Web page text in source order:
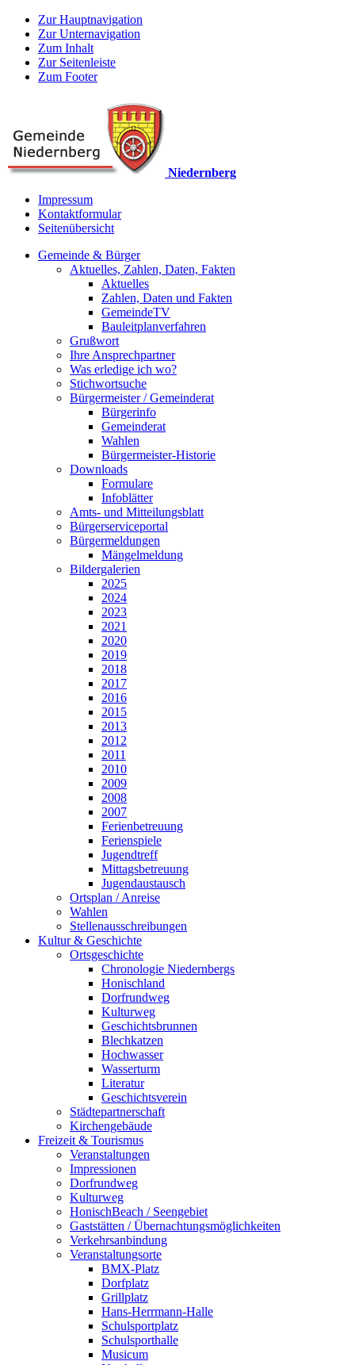
Zur Hauptnavigation
Zur Unternavigation
Zum Inhalt
Zur Seitenleiste
Zum Footer
Niedernberg
Impressum
Kontaktformular
Seitenübersicht
Gemeinde & Bürger
Aktuelles, Zahlen, Daten, Fakten
Aktuelles
Zahlen, Daten und Fakten
GemeindeTV
Bauleitplanverfahren
Grußwort
Ihre Ansprechpartner
Was erledige ich wo?
Stichwortsuche
Bürgermeister / Gemeinderat
Bürgerinfo
Gemeinderat
Wahlen
Bürgermeister-Historie
Downloads
Formulare
Infoblätter
Amts- und Mitteilungsblatt
Bürgerserviceportal
Bürgermeldungen
Mängelmeldung
Bildergalerien
2025
2024
2023
2021
2020
2019
2018
2017
2016
2015
2013
2012
2011
2010
2009
2008
2007
Ferienbetreuung
Ferienspiele
Jugendtreff
Mittagsbetreuung
Jugendaustausch
Ortsplan / Anreise
Wahlen
Stellenausschreibungen
Kultur & Geschichte
Ortsgeschichte
Chronologie Niedernbergs
Honischland
Dorfrundweg
Kulturweg
Geschichtsbrunnen
Blechkatzen
Hochwasser
Wasserturm
Literatur
Geschichtsverein
Städtepartnerschaft
Kirchengebäude
Freizeit & Tourismus
Veranstaltungen
Impressionen
Dorfrundweg
Kulturweg
HonischBeach / Seengebiet
Gaststätten / Übernachtungsmöglichkeiten
Verkehrsanbindung
Veranstaltungsorte
BMX-Platz
Dorfplatz
Grillplatz
Hans-Herrmann-Halle
Schulsportplatz
Schulsporthalle
Musicum